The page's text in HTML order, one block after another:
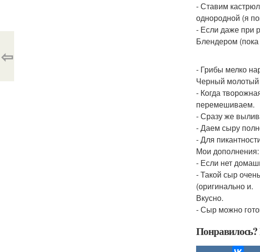
- Ставим
однородной (я
- Если даже при
Блендером
- Грибы мелко
Черный молотый
- Когда
перемешиваем.
- Сразу же
- Даем сыру
- Для
Мои дополнения:
- Если нет
- Такой сыр
(оригинально и.
Вкусно.
- Сыр можно
Понравилось?
⇦